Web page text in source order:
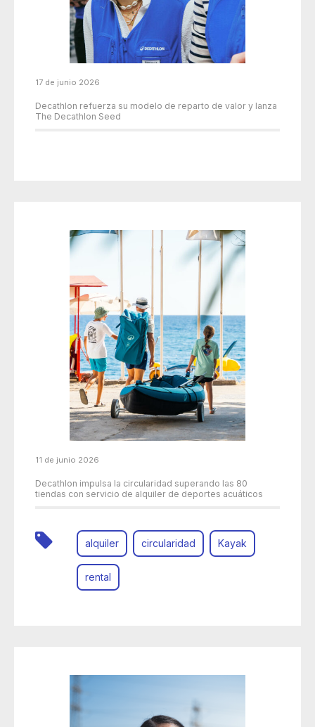
17 de junio 2026
Decathlon refuerza su modelo de reparto de valor y lanza
The Decathlon Seed
11 de junio 2026
Decathlon impulsa la circularidad superando las 80
tiendas con servicio de alquiler de deportes acuáticos
alquiler circularidad Kayak
rental